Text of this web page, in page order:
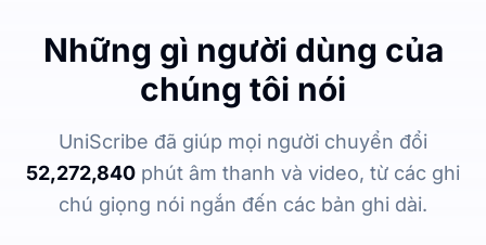
Những gì người dùng của
chúng tôi nói
UniScribe đã giúp mọi người chuyển đổi
52,272,840 phút âm thanh và video, từ các ghi
chú giọng nói ngắn đến các bản ghi dài.